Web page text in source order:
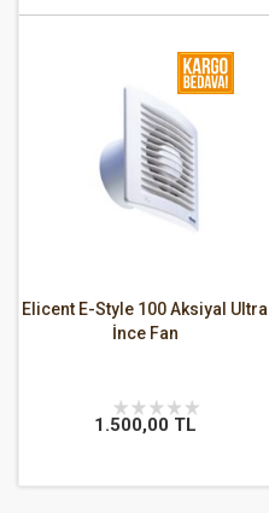
Elicent E-Style 100 Aksiyal Ultra
İnce Fan
1.500,00 TL